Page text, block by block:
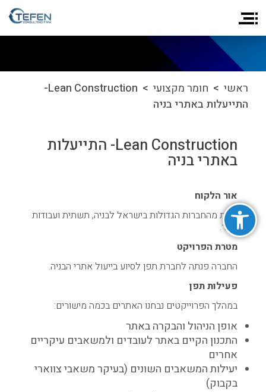
פתח סרגל נגישות
ראשי > חומר מקצועי
> Lean Construction-
התייעלות באתרי בניה
Lean Construction- התייעלות
באתרי בניה
אור הלקוח
אחת מהחברות הגדולות בישראל לבניה, תשתית ועבודות
עפר.
מטרת הפרויקט
החברה פנתה לחברת תפן לסיוע בייעול אתרי הבניה.
פעילות תפן
במהלך הפרוייקטים נבחנו האתרים בכמה מישורים:
אופן הניהול והבקרה באתר
התכנון הקיים באתר לעובדים ולמשאבים עיקריים
אחרים
יעילות המשאבים השונים (בעיקר משאבי צווארי
בקבוק)